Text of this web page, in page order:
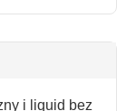
i liquid bez